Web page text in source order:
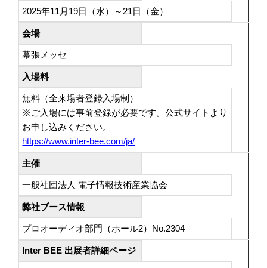
2025年11月19日（水）～21日（金）
会場
幕張メッセ
入場料
無料（全来場者登録入場制）
※ご入場には事前登録が必要です。公式サイトより
お申し込みください。
https://www.inter-bee.com/ja/
主催
一般社団法人 電子情報技術産業協会
弊社ブース情報
プロオーディオ部門（ホール2）No.2304
Inter BEE 出展者詳細ページ